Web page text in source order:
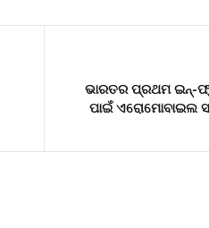
ଭାରତର ପ୍ରଥମ ଇନ୍‌-
ପାଇଁ ଏରୋମୋବାଇଲ